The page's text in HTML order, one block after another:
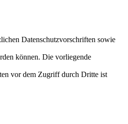
Datenschutzvorschriften sowie
können. Die vorliegende
vor dem Zugriff durch Dritte ist